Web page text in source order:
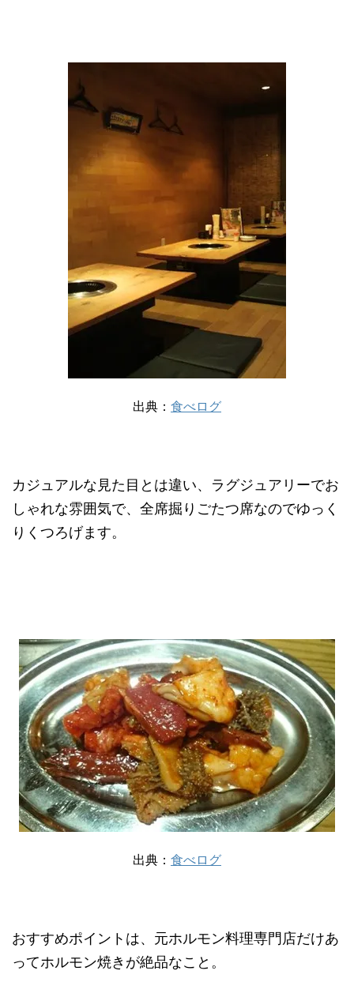
出典： 食べログ
カジュアルな見た目とは違い、ラグジュアリーでお
しゃれな雰囲気で、全席掘りごたつ席なのでゆっく
りくつろげます。
出典： 食べログ
おすすめポイントは、元ホルモン料理専門店だけあ
ってホルモン焼きが絶品なこと。